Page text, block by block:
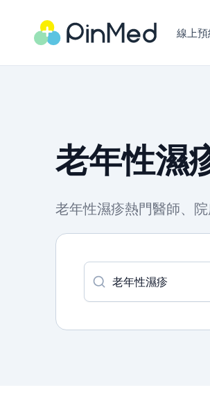
線上
老年性濕
老年性濕疹熱門醫師、